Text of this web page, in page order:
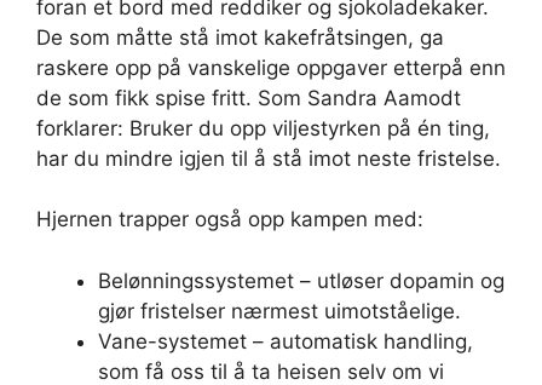
foran et bord med reddiker og sjokoladekaker.
De som måtte stå imot kakefråtsingen, ga
raskere opp på vanskelige oppgaver etterpå enn
de som fikk spise fritt. Som Sandra Aamodt
forklarer: Bruker du opp viljestyrken på én ting,
har du mindre igjen til å stå imot neste fristelse.
Hjernen trapper også opp kampen med:
Belønningssystemet – utløser dopamin og
gjør fristelser nærmest uimotståelige.
Vane-systemet – automatisk handling,
som få oss til å ta heisen selv om vi